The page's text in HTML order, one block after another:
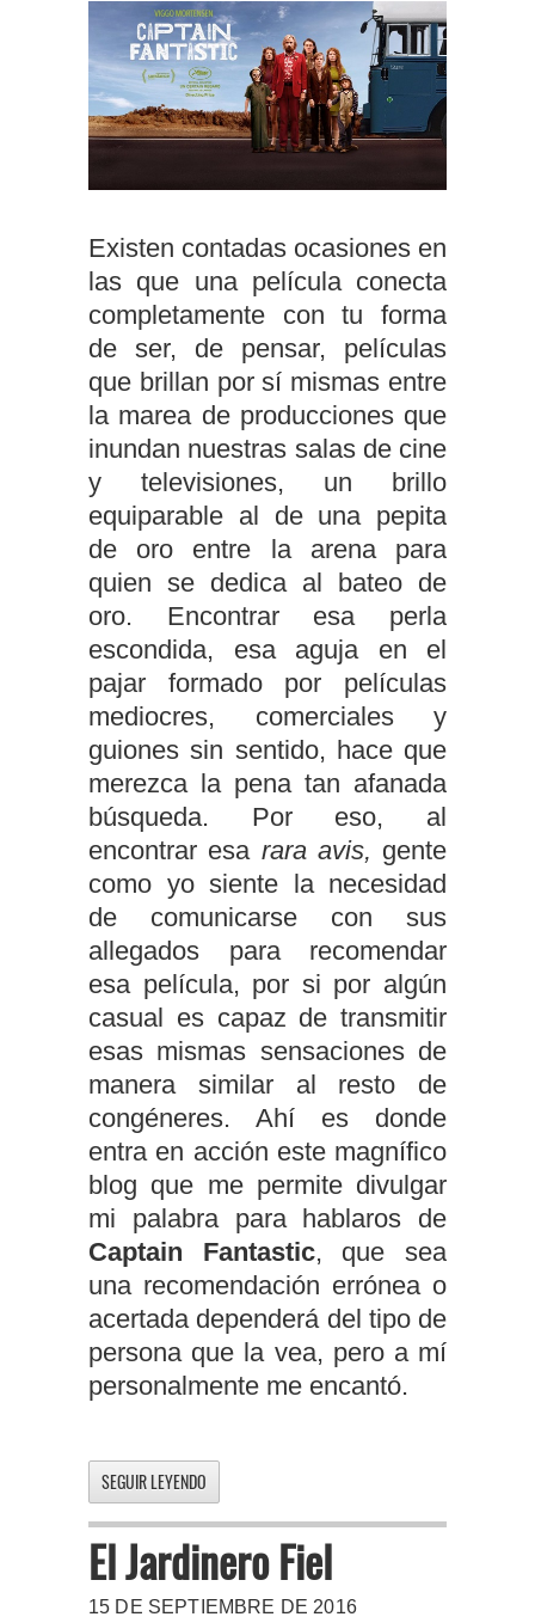
Existen contadas ocasiones en
las que una película conecta
completamente con tu forma
de ser, de pensar, películas
que brillan por sí mismas entre
la marea de producciones que
inundan nuestras salas de cine
y televisiones, un brillo
equiparable al de una pepita
de oro entre la arena para
quien se dedica al bateo de
oro. Encontrar esa perla
escondida, esa aguja en el
pajar formado por películas
mediocres, comerciales y
guiones sin sentido, hace que
merezca la pena tan afanada
búsqueda. Por eso, al
encontrar esa rara avis, gente
como yo siente la necesidad
de comunicarse con sus
allegados para recomendar
esa película, por si por algún
casual es capaz de transmitir
esas mismas sensaciones de
manera similar al resto de
congéneres. Ahí es donde
entra en acción este magnífico
blog que me permite divulgar
mi palabra para hablaros de
Captain Fantastic, que sea
una recomendación errónea o
acertada dependerá del tipo de
persona que la vea, pero a mí
personalmente me encantó.
SEGUIR LEYENDO
El Jardinero Fiel
15 DE SEPTIEMBRE DE 2016